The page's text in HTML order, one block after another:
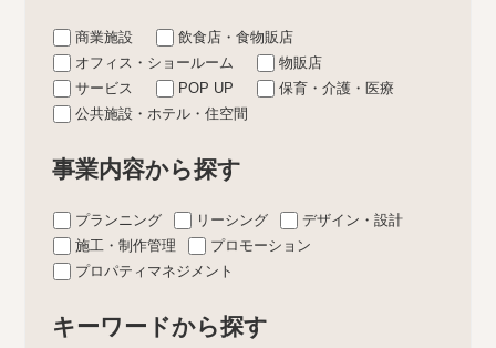
商業施設
飲食店・食物販店
オフィス・ショールーム
物販店
サービス
POP UP
保育・介護・医療
公共施設・ホテル・住空間
事業内容から探す
プランニング リーシング
デザイン・設計
施工・制作管理
プロモーション
プロパティマネジメント
キーワードから探す